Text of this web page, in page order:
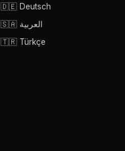
🇩🇪 Deutsch
🇸🇦 العربية
🇹🇷 Türkçe